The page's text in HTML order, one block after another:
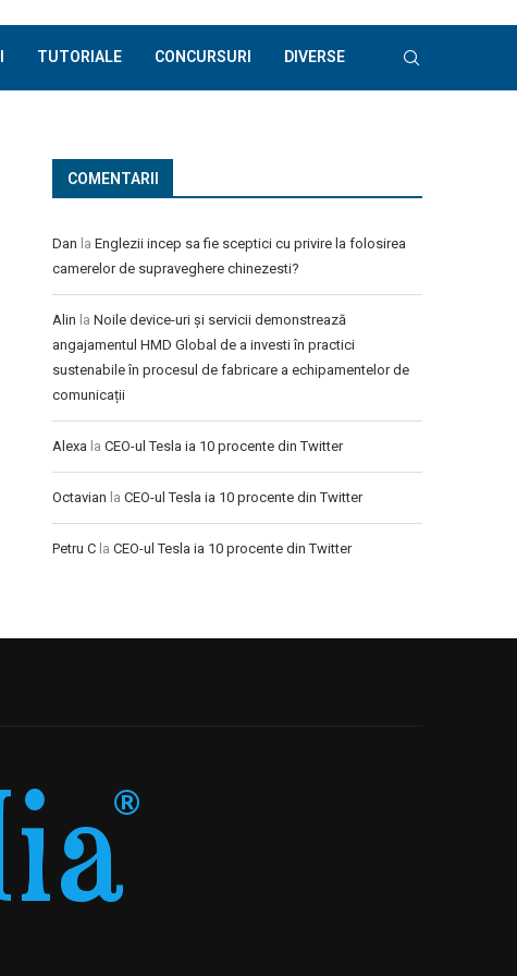
TUTORIALE CONCURSURI DIVERSE
COMENTARII
Dan la Englezii incep sa fie sceptici cu privire la folosirea
camerelor de supraveghere chinezesti?
Alin la Noile device-uri și servicii demonstrează
angajamentul HMD Global de a investi în practici
sustenabile în procesul de fabricare a echipamentelor de
comunicații
Alexa la CEO-ul Tesla ia 10 procente din Twitter
Octavian la CEO-ul Tesla ia 10 procente din Twitter
Petru C la CEO-ul Tesla ia 10 procente din Twitter